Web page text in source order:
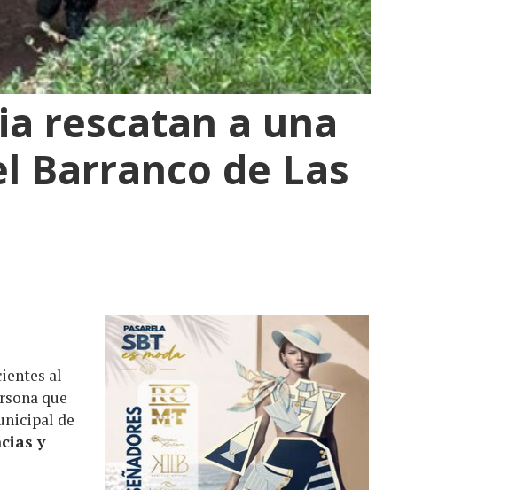
rescatan a una
Barranco de Las
al
que
de
y